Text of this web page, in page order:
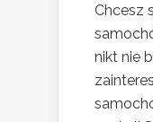
Chcesz
nikt nie